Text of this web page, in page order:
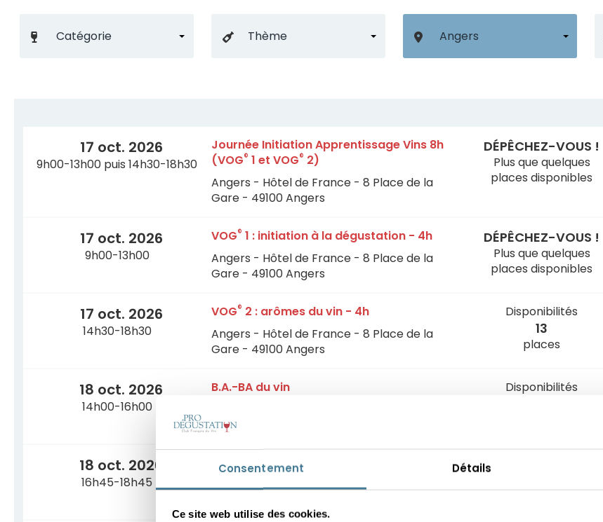
Consentement Détails
Ce site web utilise des cookies.
17 oct. 2026
9h00-13h00 puis 14h30-18h30
Journée Initiation Apprentissage Vins 8h
(VOG® 1 et VOG® 2)
Angers - Hôtel de France - 8 Place de la
Gare - 49100 Angers
DÉPÊCHEZ-VOUS !
Plus que quelques
places disponibles
17 oct. 2026
9h00-13h00
VOG® 1 : initiation à la dégustation - 4h
Angers - Hôtel de France - 8 Place de la
Gare - 49100 Angers
DÉPÊCHEZ-VOUS !
Plus que quelques
places disponibles
17 oct. 2026
14h30-18h30
VOG® 2 : arômes du vin - 4h
Angers - Hôtel de France - 8 Place de la
Gare - 49100 Angers
Disponibilités
13
places
18 oct. 2026
14h00-16h00
B.A.-BA du vin
Gare - 49100 Angers
Disponibilités
18 oct. 2026
16h45-18h45
Comprendre 5 grands cépages
Angers - Hôtel de France - 8 Place de la
places